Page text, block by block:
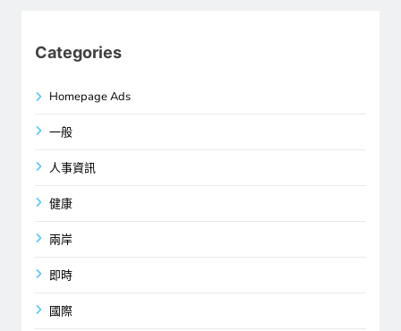
Categories
Homepage Ads
一般
人事資訊
健康
兩岸
即時
國際